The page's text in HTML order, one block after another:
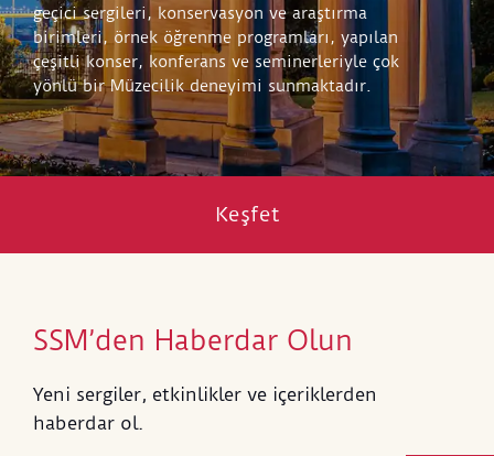
geçici sergileri, konservasyon ve araştırma
birimleri, örnek öğrenme programları, yapılan
çeşitli konser, konferans ve seminerleriyle çok
yönlü bir Müzecilik deneyimi sunmaktadır.
Keşfet
SSM’den Haberdar Olun
Yeni sergiler, etkinlikler ve içeriklerden
haberdar ol.